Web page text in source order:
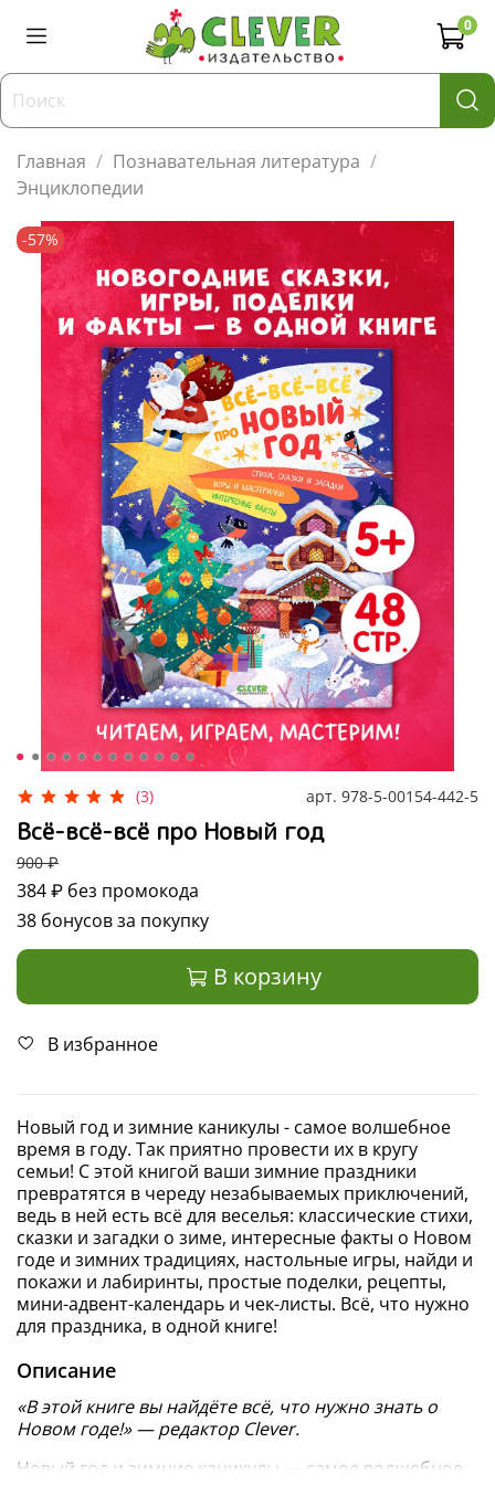
0
Главная
Познавательная литература
Энциклопедии
-57%
(3) арт. 978-5-00154-442-5
Всё-всё-всё про Новый год
900 ₽
384 ₽ без промокода
38 бонусов за покупку
В корзину
В избранное
Новый год и зимние каникулы - самое волшебное
время в году. Так приятно провести их в кругу
семьи! С этой книгой ваши зимние праздники
превратятся в череду незабываемых приключений,
ведь в ней есть всё для веселья: классические стихи,
сказки и загадки о зиме, интересные факты о Новом
годе и зимних традициях, настольные игры, найди и
покажи и лабиринты, простые поделки, рецепты,
мини-адвент-календарь и чек-листы. Всё, что нужно
для праздника, в одной книге!
Описание
«В этой книге вы найдёте всё, что нужно знать о
Новом годе!» — редактор Clever.
Новый год и зимние каникулы ― самое волшебное